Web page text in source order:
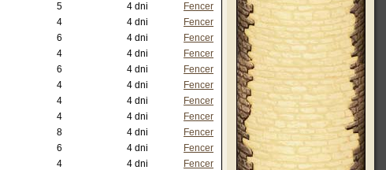
5 4 dni
Fencer
4 4 dni
Fencer
6 4 dni
Fencer
4 4 dni
Fencer
6 4 dni
Fencer
4 4 dni
Fencer
4 4 dni
Fencer
4 4 dni
Fencer
8 4 dni
Fencer
6 4 dni
Fencer
4 4 dni
Fencer